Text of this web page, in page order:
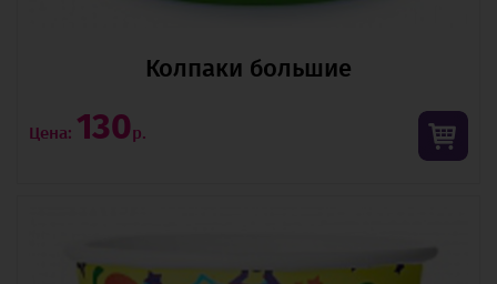
Колпаки большие
Цена: 130р.